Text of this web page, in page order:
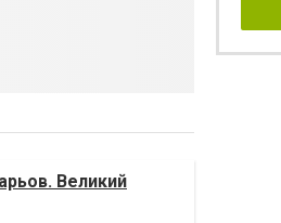
Великий